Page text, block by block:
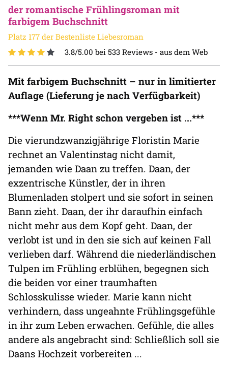
der romantische Frühlingsroman mit
farbigem Buchschnitt
Platz 177 der Bestenliste Liebesroman
3.8/5.00 bei 533 Reviews - aus dem Web
Mit farbigem Buchschnitt – nur in limitierter
Auflage (Lieferung je nach Verfügbarkeit)
***Wenn Mr. Right schon vergeben ist ...***
Die vierundzwanzigjährige Floristin Marie
rechnet an Valentinstag nicht damit,
jemanden wie Daan zu treffen. Daan, der
exzentrische Künstler, der in ihren
Blumenladen stolpert und sie sofort in seinen
Bann zieht. Daan, der ihr daraufhin einfach
nicht mehr aus dem Kopf geht. Daan, der
verlobt ist und in den sie sich auf keinen Fall
verlieben darf. Während die niederländischen
Tulpen im Frühling erblühen, begegnen sich
die beiden vor einer traumhaften
Schlosskulisse wieder. Marie kann nicht
verhindern, dass ungeahnte Frühlingsgefühle
in ihr zum Leben erwachen. Gefühle, die alles
andere als angebracht sind: Schließlich soll sie
Daans Hochzeit vorbereiten ...